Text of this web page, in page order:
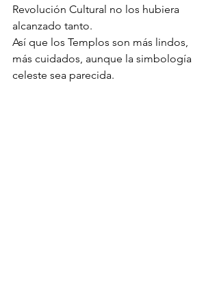
Revolución Cultural no los hubiera
alcanzado tanto.
Así que los Templos son más lindos,
más cuidados, aunque la simbología
celeste sea parecida.